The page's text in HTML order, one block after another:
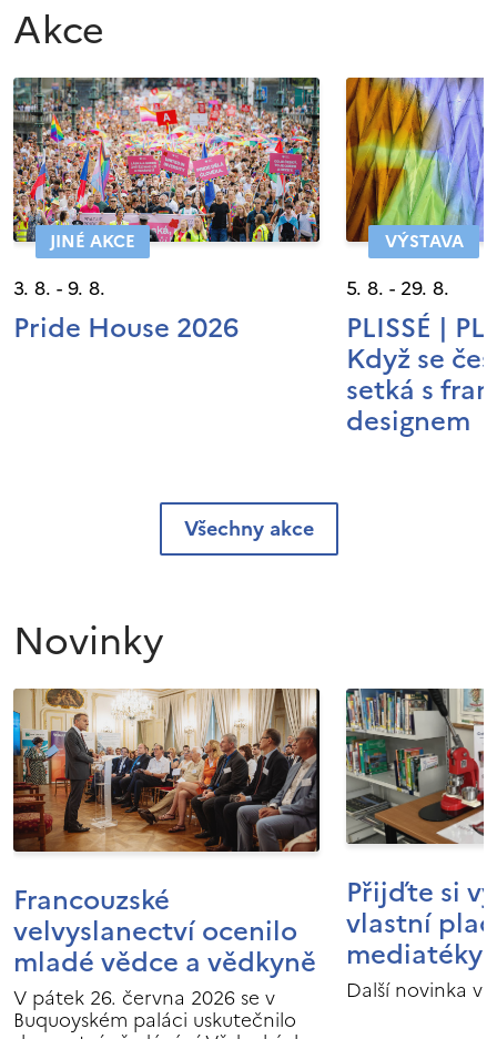
Akce
JINÉ AKCE
3. 8. - 9. 8.
Pride House 2026
VÝSTAVA
5. 8. - 29. 8.
PLISSÉ |
Když se
setká s
designem
Všechny akce
Novinky
Francouzské
velvyslanectví ocenilo
mladé vědce a vědkyně
V pátek 26. června 2026 se v
Buquoyském paláci uskutečnilo
Přijďte si
vlastní
mediatéky
Další novinka v